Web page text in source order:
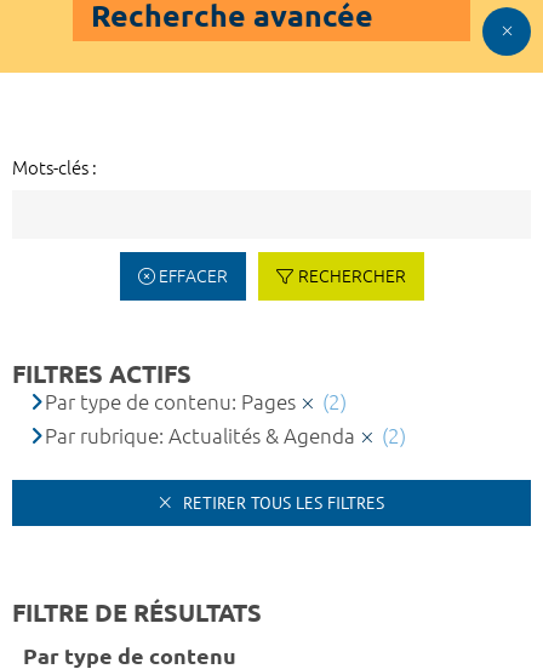
Recherche avancée
Mots-clés :
EFFACER RECHERCHER
FILTRES ACTIFS
Par type de contenu: Pages
(2)
Par rubrique: Actualités & Agenda
(2)
RETIRER TOUS LES FILTRES
FILTRE DE RÉSULTATS
Par type de contenu